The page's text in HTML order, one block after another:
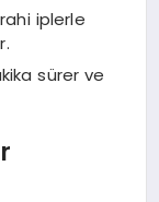
iplerle
sürer ve